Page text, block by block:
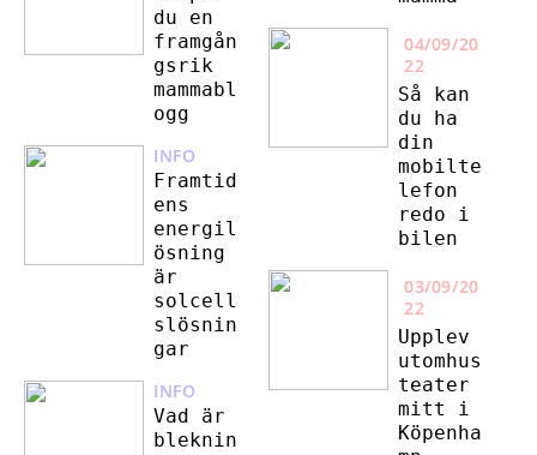
du en
framgån
gsrik
mammabl
ogg
INFO
Framtid
ens
energil
ösning
är
solcell
slösnin
gar
INFO
Vad är
bleknin
04/09/20
22
Så kan
du ha
din
mobilte
lefon
redo i
bilen
03/09/20
22
Upplev
utomhus
teater
mitt i
Köpenha